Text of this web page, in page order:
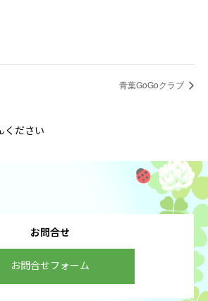
青葉GoGoクラブ
ください
お問合せ
お問合せフォーム